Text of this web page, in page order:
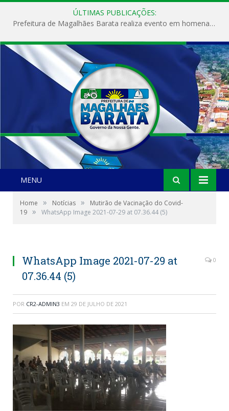
ÚLTIMAS PUBLICAÇÕES:
Prefeitura de Magalhães Barata realiza evento em homenagem ao Dia Internacional da Mulher
MENU
Home » Notícias »
Mutirão de Vacinação do Covid-
19 » WhatsApp Image 2021-07-29 at 07.36.44 (5)
WhatsApp Image 2021-07-29 at
07.36.44 (5)
0
POR CR2-ADMIN3 EM 29 DE JULHO DE 2021